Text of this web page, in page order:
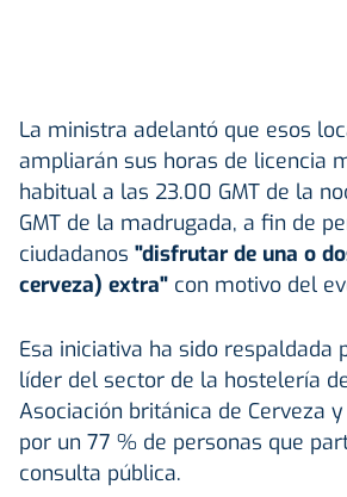
La ministra adelantó que esos
ampliarán sus horas de licencia
habitual a las 23.00 GMT de la
GMT de la madrugada, a fin de
ciudadanos "disfrutar de una o
cerveza) extra" con motivo del
Esa iniciativa ha sido respaldada
líder del sector de la hostelería
Asociación británica de Cerveza
por un 77 % de personas que
consulta pública.